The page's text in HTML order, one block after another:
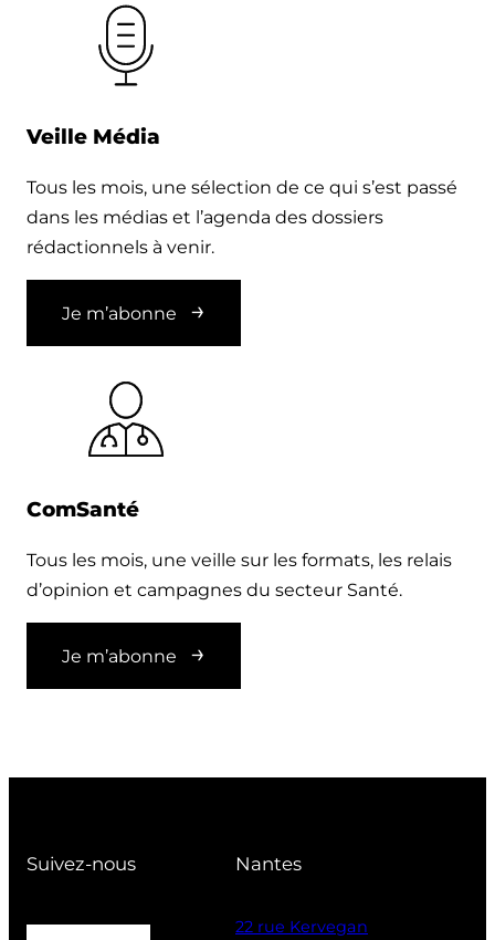
Veille Média
Tous les mois, une sélection de ce qui s’est passé
dans les médias et l’agenda des dossiers
rédactionnels à venir.
Je m’abonne
ComSanté
Tous les mois, une veille sur les formats, les relais
d’opinion et campagnes du secteur Santé.
Je m’abonne
Suivez-nous Nantes
22 rue Kervegan